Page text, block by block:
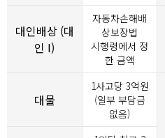
대인배상 (대
인 I)
자동차손해배
상보장법
시행령에서 정
한 금액
대물
1사고당 3억원
(일부 부담금
없음)